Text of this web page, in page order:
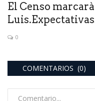
El Censo
0
COMENTARIOS (0)